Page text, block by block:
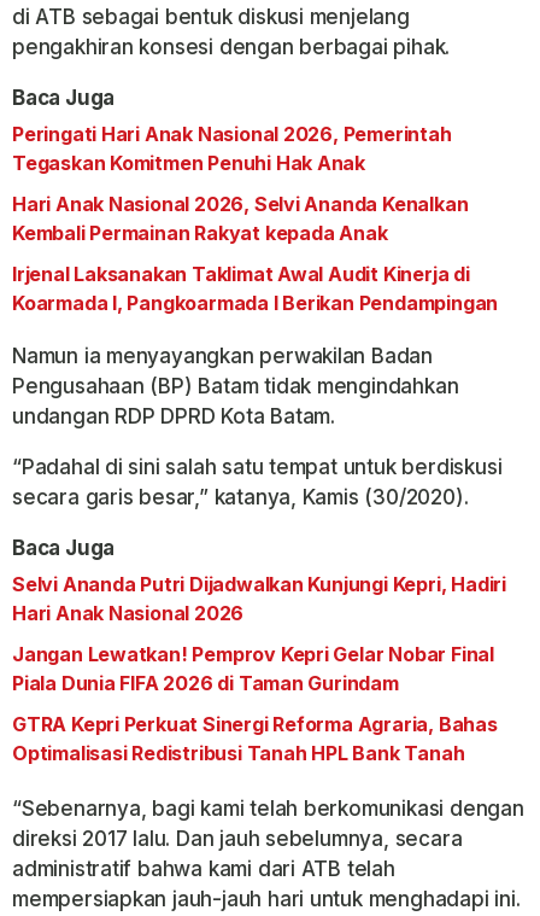
di ATB sebagai bentuk diskusi menjelang
pengakhiran konsesi dengan berbagai pihak.
Baca Juga
Peringati Hari Anak Nasional 2026, Pemerintah
Tegaskan Komitmen Penuhi Hak Anak
Hari Anak Nasional 2026, Selvi Ananda Kenalkan
Kembali Permainan Rakyat kepada Anak
Irjenal Laksanakan Taklimat Awal Audit Kinerja di
Koarmada I, Pangkoarmada I Berikan Pendampingan
Namun ia menyayangkan perwakilan Badan
Pengusahaan (BP) Batam tidak mengindahkan
undangan RDP DPRD Kota Batam.
“Padahal di sini salah satu tempat untuk berdiskusi
secara garis besar,” katanya, Kamis (30/2020).
Baca Juga
Selvi Ananda Putri Dijadwalkan Kunjungi Kepri, Hadiri
Hari Anak Nasional 2026
Jangan Lewatkan! Pemprov Kepri Gelar Nobar Final
Piala Dunia FIFA 2026 di Taman Gurindam
GTRA Kepri Perkuat Sinergi Reforma Agraria, Bahas
Optimalisasi Redistribusi Tanah HPL Bank Tanah
“Sebenarnya, bagi kami telah berkomunikasi dengan
direksi 2017 lalu. Dan jauh sebelumnya, secara
administratif bahwa kami dari ATB telah
mempersiapkan jauh-jauh hari untuk menghadapi ini.